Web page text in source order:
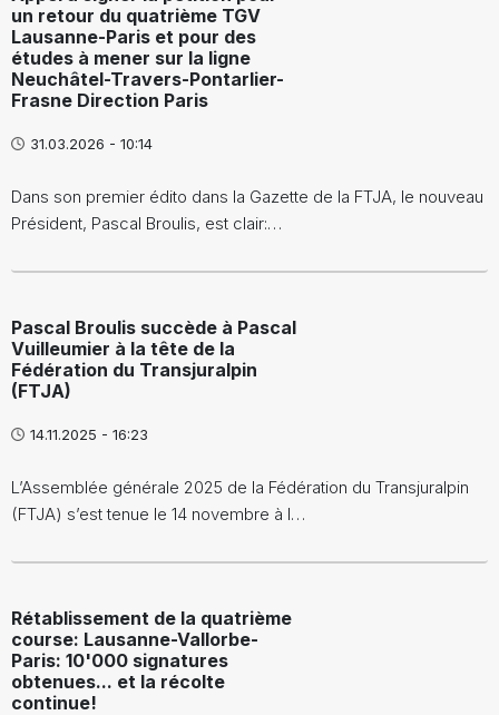
un retour du quatrième TGV
Lausanne-Paris et pour des
études à mener sur la ligne
Neuchâtel-Travers-Pontarlier-
Frasne Direction Paris
31.03.2026 - 10:14
Dans son premier édito dans la Gazette de la FTJA, le nouveau
Président, Pascal Broulis, est clair:…
Pascal Broulis succède à Pascal
Vuilleumier à la tête de la
Fédération du Transjuralpin
(FTJA)
14.11.2025 - 16:23
L’Assemblée générale 2025 de la Fédération du Transjuralpin
(FTJA) s’est tenue le 14 novembre à l…
Rétablissement de la quatrième
course: Lausanne-Vallorbe-
Paris: 10'000 signatures
obtenues... et la récolte
continue!